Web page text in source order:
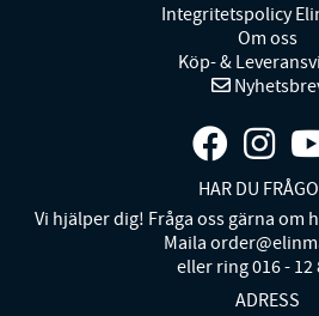
Integritetspolicy
Om oss
Köp- &
HAR DU
Vi hjälper dig! Fråga oss gärna om
Maila
eller ring 016 - 12
ADRESS